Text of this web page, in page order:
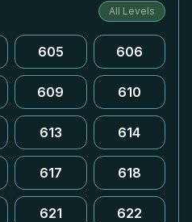
All Levels
605 606
609 610
613 614
617 618
621 622